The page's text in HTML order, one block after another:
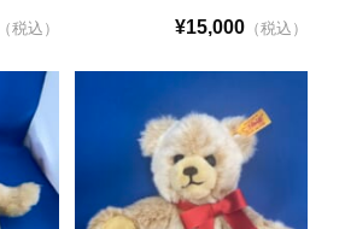
（税込）
¥15,000 （税込）